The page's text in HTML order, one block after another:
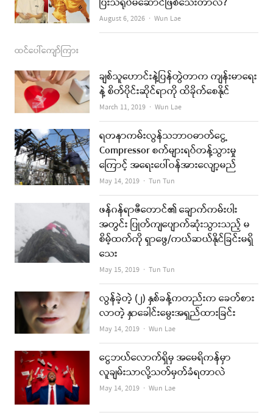
ပြီးသရုပ်မဆောင်ဖြစ်သေးတာလဲ?
August 6, 2026 Author
Wun Lae
ထင်ပေါ်ကျော်ကြား
ချစ်သူဟောင်းနဲ့ပြန်တွဲတာက ကျန်းမာရေး
နဲ့ စိတ်ပိုင်းဆိုင်ရာကို ထိခိုက်စေနိုင်
March 11, 2019 Author
Wun Lae
ရတနာကမ်းလွန်သဘာဝဓာတ်ငွေ့
Compressor စက်များရပ်တန့်သွားမှု
ကြောင့် အရေးပေါ်ဝန်အားလျော့မည်
May 14, 2019 Author
Tun Tun
ဖန်ဂန်ရာဇီတောင်၏ ချောက်ကမ်းပါး
အတွင်း ပြုတ်ကျပျောက်ဆုံးသွားသည့် မ
စိမ့်ထက်ကို ရှာဖွေ/ကယ်ဆယ်နိုင်ခြင်းမရှိ
သေး
May 15, 2019 Author
Tun Tun
လွန်ခဲ့တဲ့ (၂) နှစ်ခန့်ကတည်းက ခေတ်စား
လာတဲ့ နှာခေါင်းမွေးအရှည်ထားခြင်း
May 14, 2019 Author
Wun Lae
ငွေဘယ်လောက်ရှိမှ အမေရိကန်မှာ
လူချမ်းသာလို့သတ်မှတ်ခံရတာလဲ
May 14, 2019 Author
Wun Lae